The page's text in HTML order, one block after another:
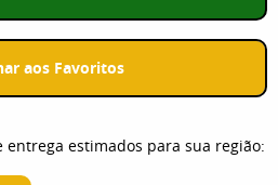
aos Favoritos
entrega estimados para sua região: